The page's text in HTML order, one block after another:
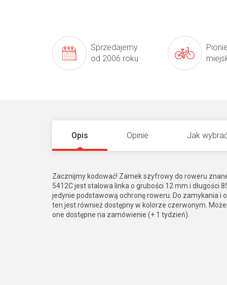
Sprzedajemy
od 2006 roku
Opis Opinie Jak
Zacznijmy kodować! Zamek szyfrowy do roweru
5412C jest stalowa linka o grubości 12 mm i długości
jedynie podstawową ochronę roweru. Do zamykania i
ten jest również dostępny w kolorze czerwonym.
one dostępne na zamówienie (+ 1 tydzień).